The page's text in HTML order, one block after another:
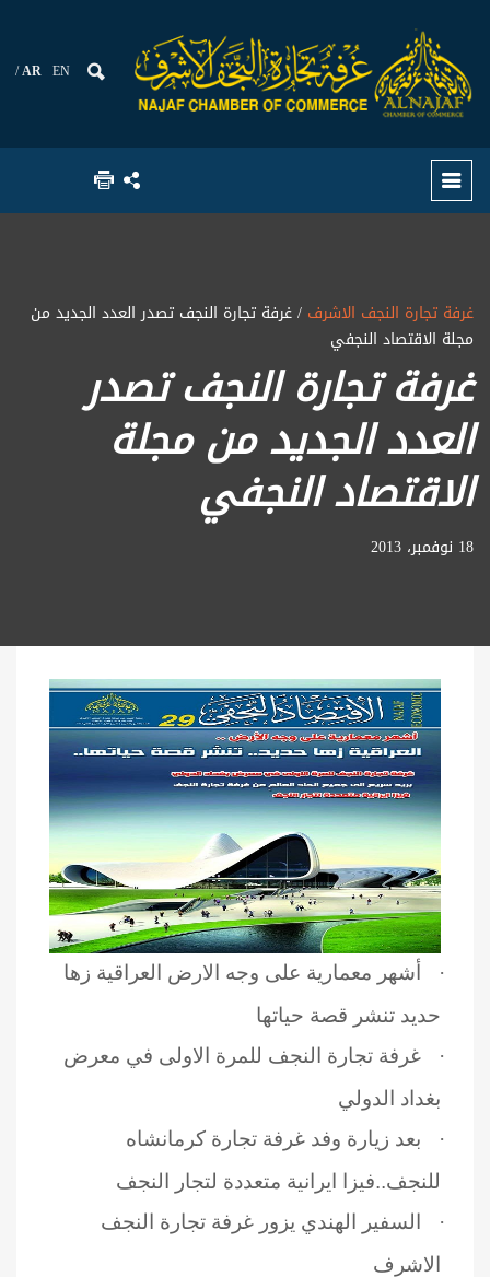
AR EN
غرفة تجارة النجف الاشرف / غرفة تجارة النجف تصدر العدد الجديد من
مجلة الاقتصاد النجفي
غرفة تجارة النجف تصدر
العدد الجديد من مجلة
الاقتصاد النجفي
18 نوفمبر، 2013
·
أشهر معمارية على وجه الارض العراقية زها
حديد تنشر قصة حياتها
·
غرفة تجارة النجف للمرة الاولى في معرض
بغداد الدولي
·
بعد زيارة وفد غرفة تجارة كرمانشاه
للنجف..فيزا ايرانية متعددة لتجار النجف
·
السفير الهندي يزور غرفة تجارة النجف
الاشرف